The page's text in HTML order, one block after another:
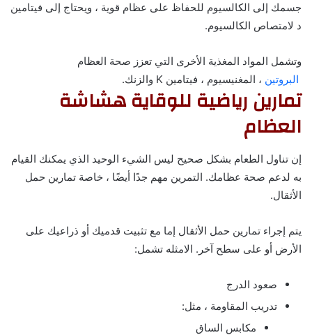
جسمك إلى الكالسيوم للحفاظ على عظام قوية ، ويحتاج إلى فيتامين
د لامتصاص الكالسيوم.
وتشمل المواد المغذية الأخرى التي تعزز صحة العظام
البروتين ، المغنيسيوم ، فيتامين K والزنك.
تمارين رياضية للوقاية هشاشة
العظام
إن تناول الطعام بشكل صحيح ليس الشيء الوحيد الذي يمكنك القيام
به لدعم صحة عظامك. التمرين مهم جدًا أيضًا ، خاصة تمارين حمل
الأثقال.
يتم إجراء تمارين حمل الأثقال إما مع تثبيت قدميك أو ذراعيك على
الأرض أو على سطح آخر. الامثله تشمل:
صعود الدرج
تدريب المقاومة ، مثل:
مكابس الساق